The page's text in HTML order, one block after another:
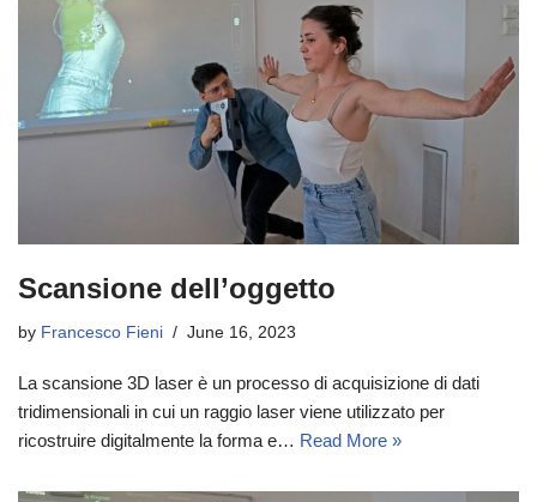
Scansione dell’oggetto
by Francesco Fieni June 16, 2023
La scansione 3D laser è un processo di acquisizione di dati
tridimensionali in cui un raggio laser viene utilizzato per
ricostruire digitalmente la forma e… Read More »